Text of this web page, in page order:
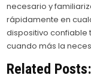
necesario y
rápidamente en
dispositivo confiable
cuando más la
Related Posts: